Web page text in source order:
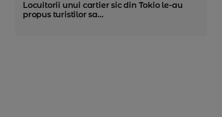
Locuitorii unui cartier sic din Tokio le-au
propus turistilor sa...